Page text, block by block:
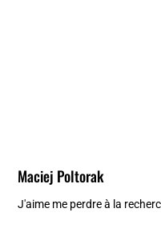
Maciej Poltorak
J'aime me perdre à la